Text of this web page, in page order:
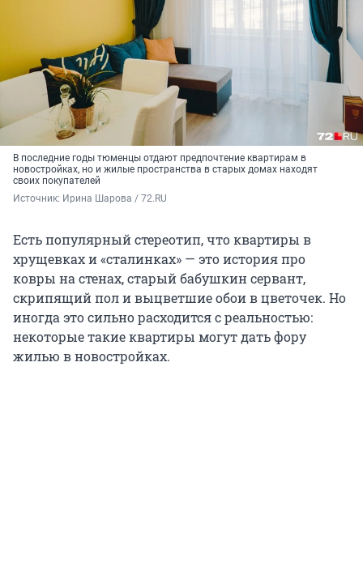
В последние годы тюменцы отдают предпочтение квартирам в
новостройках, но и жилые пространства в старых домах находят
своих покупателей
Источник: Ирина Шарова / 72.RU
Есть популярный стереотип, что квартиры в
хрущевках и «сталинках» — это история про
ковры на стенах, старый бабушкин сервант,
скрипящий пол и выцветшие обои в цветочек. Но
иногда это сильно расходится с реальностью:
некоторые такие квартиры могут дать фору
жилью в новостройках.